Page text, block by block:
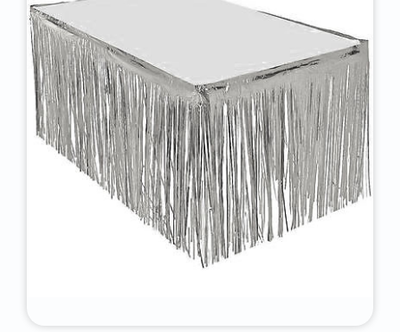
+
ADD